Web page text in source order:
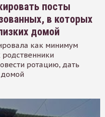
посты
в которых
домой
как минимум
родственники
ротацию, дать
домой